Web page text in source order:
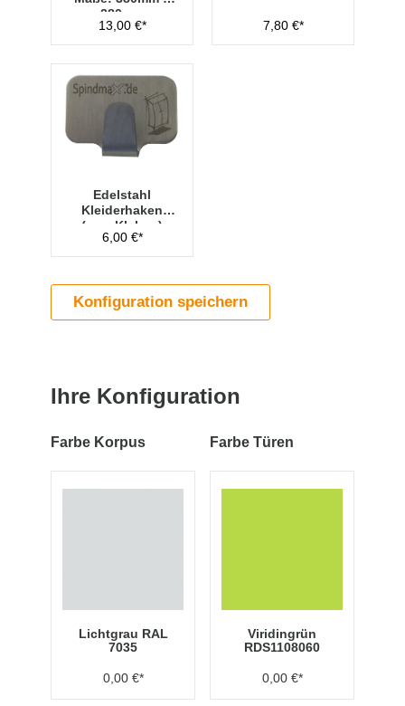
280mm
13,00 €*
7,80 €*
Edelstahl
Kleiderhaken
(zum Kleben)
6,00 €*
Konfiguration speichern
Ihre Konfiguration
Farbe Korpus
Lichtgrau RAL
7035
0,00 €*
Farbe Türen
Viridingrün
RDS1108060
0,00 €*